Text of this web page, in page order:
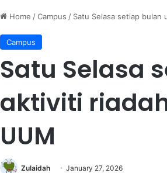
Home /Campus / Satu Selasa setiap bulan
Campus
Satu Selasa
aktiviti
UUM
Zulaidah January 27, 2026